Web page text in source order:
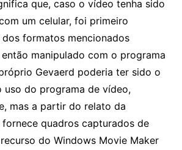
que, caso o vídeo tenha sido
um celular, foi primeiro
formatos mencionados
manipulado com o programa
Gevaerd poderia ter sido o
uso do programa de vídeo,
mas a partir do relato da
fornece quadros capturados de
do Windows Movie Maker